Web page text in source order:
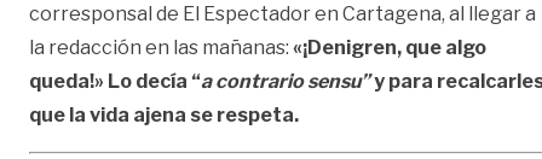
corresponsal de El Espectador en Cartagena, al llegar a
la redacción en las mañanas: «¡Denigren, que algo
queda!» Lo decía “a contrario sensu”y para
que la vida ajena se respeta.